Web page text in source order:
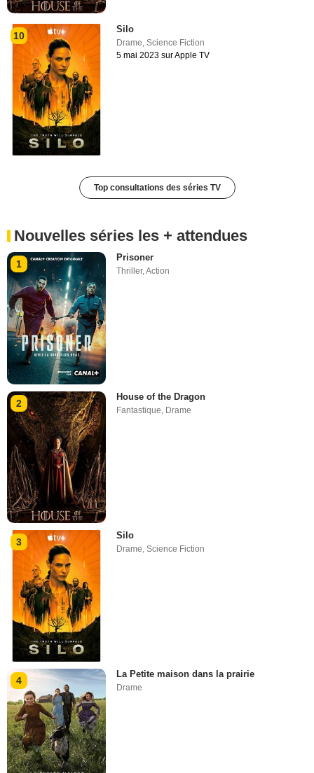
10
Silo
Drame,Science Fiction
5 mai 2023 sur Apple TV
Top consultations des séries TV
Nouvelles séries les + attendues
1
Prisoner
Thriller,Action
2
House of the Dragon
Fantastique Drame
3
Silo
Drame,Science Fiction
4
La Petite maison dans la prairie
Drame